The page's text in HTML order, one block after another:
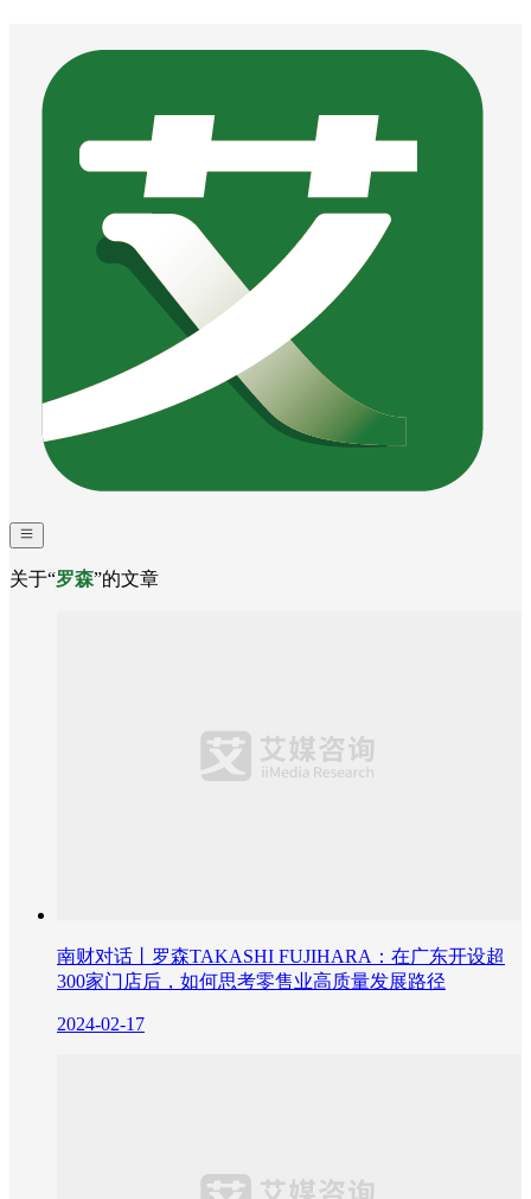
关于“罗森”的文章
南财对话丨罗森TAKASHI FUJIHARA：在广东开设超
300家门店后，如何思考零售业高质量发展路径
2024-02-17